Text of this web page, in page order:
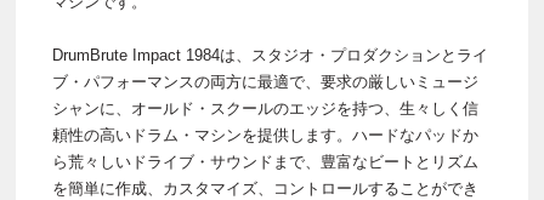
DrumBrute Impact 1984は、スタジオ・プロダクションとライ
ブ・パフォーマンスの両方に最適で、要求の厳しいミュージ
シャンに、オールド・スクールのエッジを持つ、生々しく信
頼性の高いドラム・マシンを提供します。ハードなパッドか
ら荒々しいドライブ・サウンドまで、豊富なビートとリズム
を簡単に作成、カスタマイズ、コントロールすることができ